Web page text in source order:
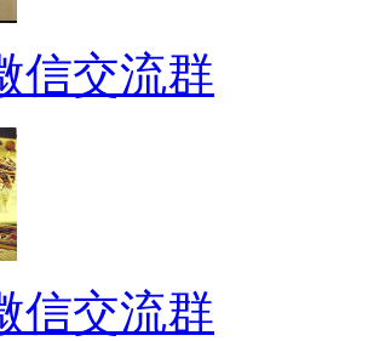
信交流群
信交流群